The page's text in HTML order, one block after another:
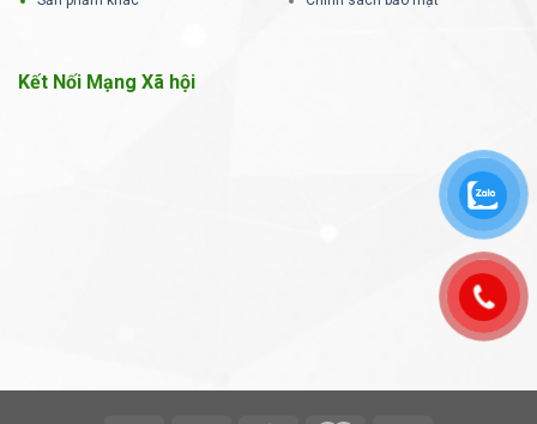
Kết Nối Mạng Xã hội